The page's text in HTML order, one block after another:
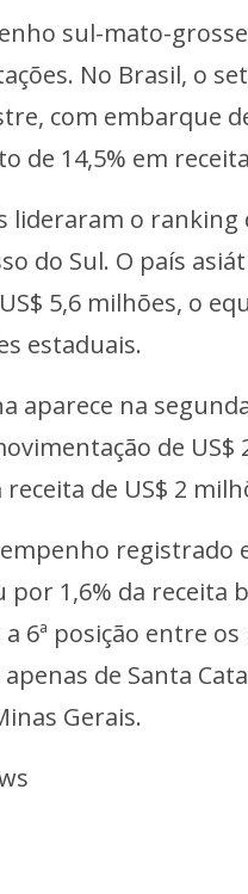
sul-mato-
No Brasil, o
com embarque
de 14,5% em
lideraram o
do Sul. O país
5,6 milhões, o
estaduais.
aparece na
de
de US$ 2
registrado
por 1,6% da receita
a 6ª posição entre
de Santa
Gerais.